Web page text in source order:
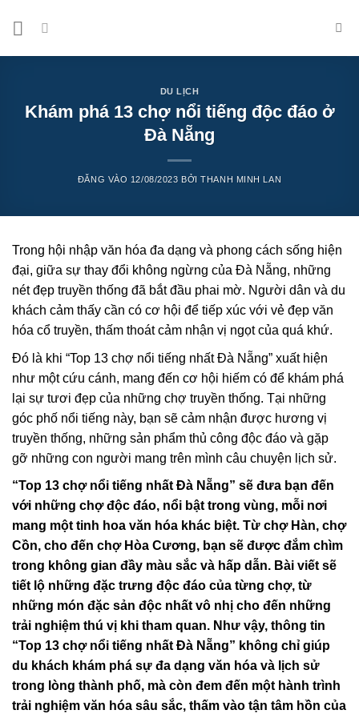
DU LỊCH
Khám phá 13 chợ nổi tiếng độc đáo ở
Đà Nẵng
ĐĂNG VÀO 12/08/2023 BỞITHANH MINH LAN
Trong hội nhập văn hóa đa dạng và phong cách sống hiện
đại, giữa sự thay đổi không ngừng của Đà Nẵng, những
nét đẹp truyền thống đã bắt đầu phai mờ. Người dân và du
khách cảm thấy cần có cơ hội để tiếp xúc với vẻ đẹp văn
hóa cổ truyền, thấm thoát cảm nhận vị ngọt của quá khứ.
Đó là khi “Top 13 chợ nổi tiếng nhất Đà Nẵng” xuất hiện
như một cứu cánh, mang đến cơ hội hiếm có để khám phá
lại sự tươi đẹp của những chợ truyền thống. Tại những
góc phố nổi tiếng này, bạn sẽ cảm nhận được hương vị
truyền thống, những sản phẩm thủ công độc đáo và gặp
gỡ những con người mang trên mình câu chuyện lịch sử.
“Top 13 chợ nổi tiếng nhất Đà Nẵng” sẽ đưa bạn đến
với những chợ độc đáo, nổi bật trong vùng, mỗi nơi
mang một tinh hoa văn hóa khác biệt. Từ chợ Hàn, chợ
Cồn, cho đến chợ Hòa Cương, bạn sẽ được đắm chìm
trong không gian đầy màu sắc và hấp dẫn. Bài viết sẽ
tiết lộ những đặc trưng độc đáo của từng chợ, từ
những món đặc sản độc nhất vô nhị cho đến những
trải nghiệm thú vị khi tham quan. Như vậy, thông tin
“Top 13 chợ nổi tiếng nhất Đà Nẵng” không chỉ giúp
du khách khám phá sự đa dạng văn hóa và lịch sử
trong lòng thành phố, mà còn đem đến một hành trình
trải nghiệm văn hóa sâu sắc, thấm vào tận tâm hồn của